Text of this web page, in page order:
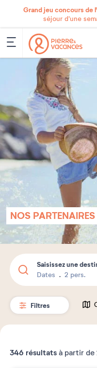
Grand jeu concours de
séjour d'une
NOS PARTENAIRES
Saisissez une
Dates 2 pers.
Filtres
346 résultats à partir de